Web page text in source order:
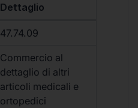
Dettaglio
47.74.09
Commercio al
dettaglio di altri
articoli medicali e
ortopedici